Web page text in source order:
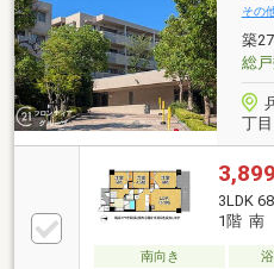
その
築
総
丁目
3,899
3LDK
1階 南
南向き